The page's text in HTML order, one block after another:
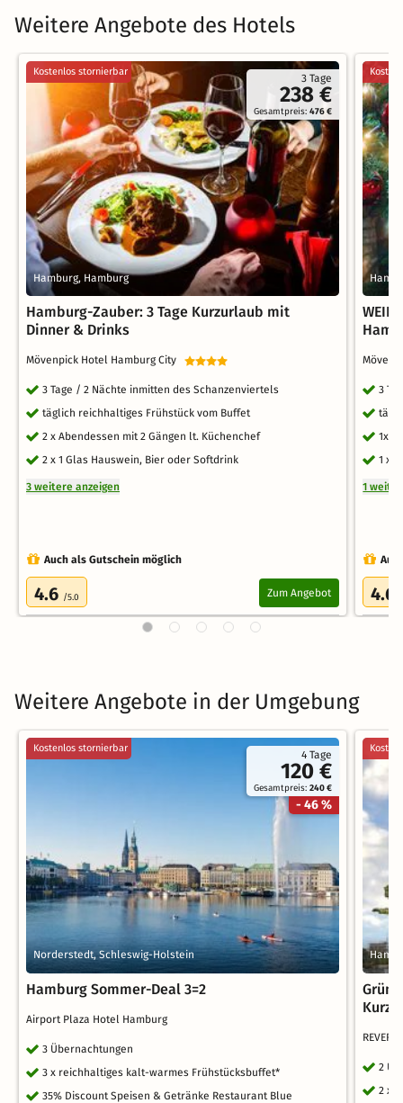
Weitere Angebote des Hotels
3 Tage
238 €
Gesamtpreis:476 €
Kostenlos stornierbar
Hamburg, Hamburg
Hamburg-Zauber: 3 Tage Kurzurlaub mit
Dinner & Drinks
Mövenpick Hotel Hamburg City
3 Tage / 2 Nächte inmitten des Schanzenviertels
täglich reichhaltiges Frühstück vom Buffet
2 x Abendessen mit 2 Gängen lt. Küchenchef
2 x 1 Glas Hauswein, Bier oder Softdrink
3 weitere anzeigen
Auch als Gutschein möglich
4.6 /5.0 Zum Angebot
3
1x
1 x
1
4.6
Weitere Angebote in der Umgebung
4 Tage
120 €
Gesamtpreis:240 €
- 46 %
Kostenlos stornierbar
Norderstedt, Schleswig-Holstein
Hamburg Sommer-Deal 3=2
Airport Plaza Hotel Hamburg
3 Übernachtungen
3 x reichhaltiges kalt-warmes Frühstücksbuffet*
35% Discount Speisen & Getränke Restaurant Blue
2
2 x